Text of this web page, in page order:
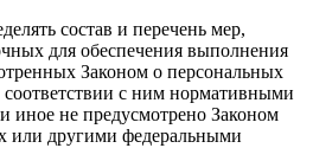
состав и перечень мер,
для обеспечения выполнения
Законом о персональных
с ним нормативными
иное не предусмотрено Законом
или другими федеральными